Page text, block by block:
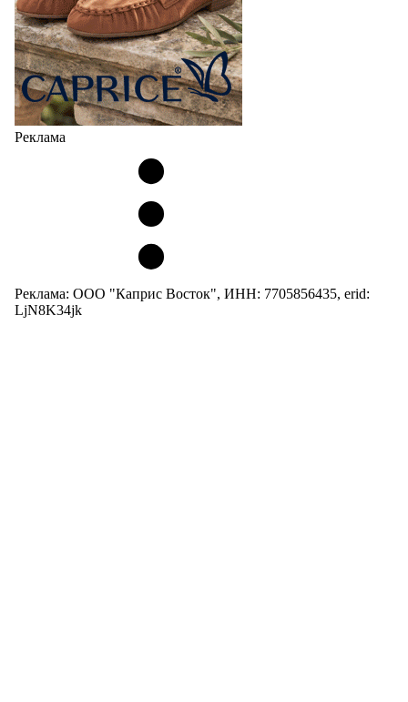
Реклама
Реклама: ООО "Каприс Восток", ИНН: 7705856435, erid:
LjN8K34jk